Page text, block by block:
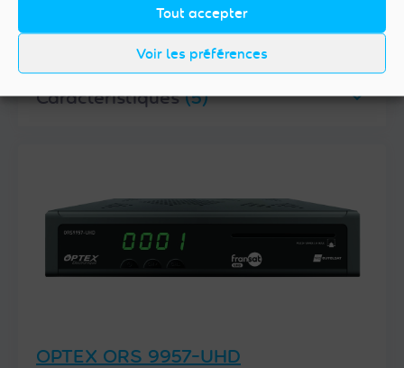
Tout accepter
Voir les préférences
Caractéristiques(5)
OPTEX ORS 9957-UHD